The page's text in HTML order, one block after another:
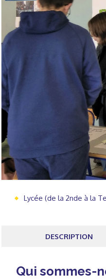
Lycée (de la 2nde à la
DESCRIPTION
Qui sommes-